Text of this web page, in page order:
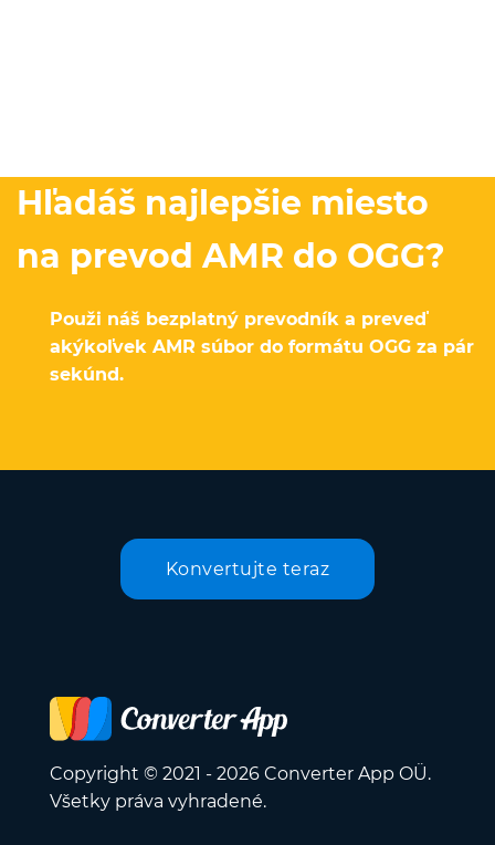
Hľadáš najlepšie miesto
na prevod AMR do OGG?
Použi náš bezplatný prevodník a preveď
akýkoľvek AMR súbor do formátu OGG za pár
sekúnd.
Konvertujte teraz
Copyright © 2021 - 2026 Converter App OÜ.
Všetky práva vyhradené.